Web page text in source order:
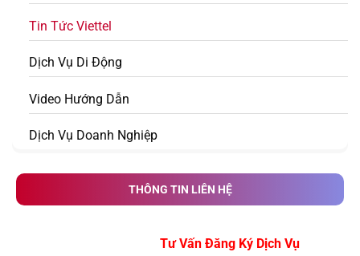
Tin Tức Viettel
Dịch Vụ Di Động
Video Hướng Dẫn
Dịch Vụ Doanh Nghiệp
THÔNG TIN LIÊN HỆ
Tư Vấn Đăng Ký Dịch Vụ